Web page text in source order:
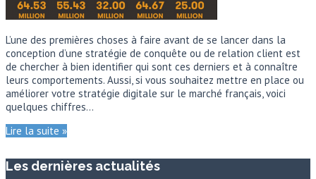
L’une des premières choses à faire avant de se lancer dans la
conception d’une stratégie de conquête ou de relation client est
de chercher à bien identifier qui sont ces derniers et à connaître
leurs comportements. Aussi, si vous souhaitez mettre en place ou
améliorer votre stratégie digitale sur le marché français, voici
quelques chiffres…
Lire la suite »
Les dernières actualités